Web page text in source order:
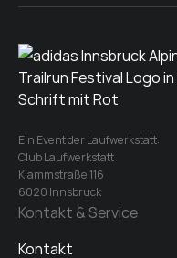
Ein Event der Laufwerkstatt:
Club Laufwerkstatt
Klammstraße 116
6020 Innsbruck
Kontakt & Service
Kontakt